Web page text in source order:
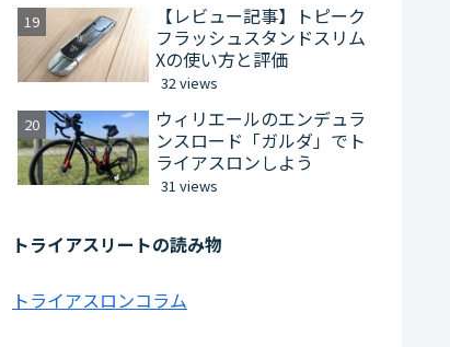
【レビュー記事】トピーク
フラッシュスタンドスリム
Xの使い方と評価
32 views
ウィリエールのエンデュラ
ンスロード「ガルダ」でト
ライアスロンしよう
31 views
トライアスリートの読み物
トライアスロンコラム